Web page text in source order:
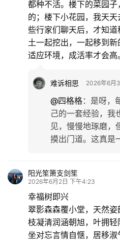
都种不活。楼下的菜园
的；楼下小花园，我天
些行家们聊天后，才知
土一起挖出，一起移到
适应环境，成活率才会高。
难诉相思 2026年6月
@四格格： 是呀，
己的一套经验，我
见，慢慢地琢磨，
摸出门道。这真是
阳光笙箫支剑笙
2026年6月2日 下午4:23
幸福树即兴
翠影森森覆小堂，天然姿
枝凝清润涵朝旭，叶拥轻
坐对忘言情自惬，居移淑